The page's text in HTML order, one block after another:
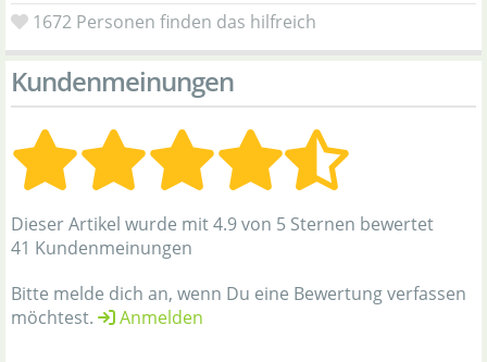
1672 Personen finden das hilfreich
Kundenmeinungen
Dieser Artikel wurde mit 4.9 von 5 Sternen bewertet
41 Kundenmeinungen
Bitte melde dich an, wenn Du eine Bewertung verfassen
möchtest.
Anmelden